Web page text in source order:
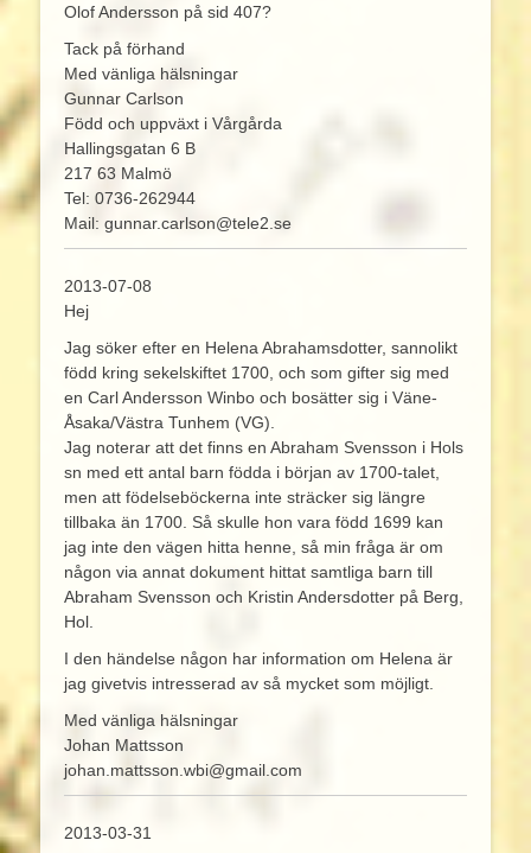
Olof Andersson på sid 407?
Tack på förhand
Med vänliga hälsningar
Gunnar Carlson
Född och uppväxt i Vårgårda
Hallingsgatan 6 B
217 63 Malmö
Tel: 0736-262944
Mail: gunnar.carlson@tele2.se
2013-07-08
Hej
Jag söker efter en Helena Abrahamsdotter, sannolikt
född kring sekelskiftet 1700, och som gifter sig med
en Carl Andersson Winbo och bosätter sig i Väne-
Åsaka/Västra Tunhem (VG).
Jag noterar att det finns en Abraham Svensson i Hols
sn med ett antal barn födda i början av 1700-talet,
men att födelseböckerna inte sträcker sig längre
tillbaka än 1700. Så skulle hon vara född 1699 kan
jag inte den vägen hitta henne, så min fråga är om
någon via annat dokument hittat samtliga barn till
Abraham Svensson och Kristin Andersdotter på Berg,
Hol.
I den händelse någon har information om Helena är
jag givetvis intresserad av så mycket som möjligt.
Med vänliga hälsningar
Johan Mattsson
johan.mattsson.wbi@gmail.com
2013-03-31